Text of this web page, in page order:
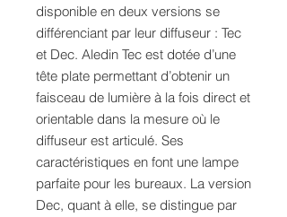
disponible en deux versions se
différenciant par leur diffuseur : Tec
et Dec. Aledin Tec est dotée d’une
tête plate permettant d’obtenir un
faisceau de lumière à la fois direct et
orientable dans la mesure où le
diffuseur est articulé. Ses
caractéristiques en font une lampe
parfaite pour les bureaux. La version
Dec, quant à elle, se distingue par